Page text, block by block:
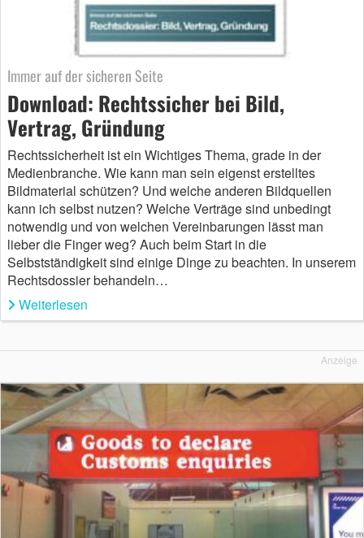
Immer auf der sicheren Seite
Download: Rechtssicher bei Bild,
Vertrag, Gründung
Rechtssicherheit ist ein Wichtiges Thema, grade in der
Medienbranche. Wie kann man sein eigenst erstelltes
Bildmaterial schützen? Und welche anderen Bildquellen
kann ich selbst nutzen? Welche Verträge sind unbedingt
notwendig und von welchen Vereinbarungen lässt man
lieber die Finger weg? Auch beim Start in die
Selbstständigkeit sind einige Dinge zu beachten. In unserem
Rechtsdossier behandeln…
Weiterlesen
Anzeige